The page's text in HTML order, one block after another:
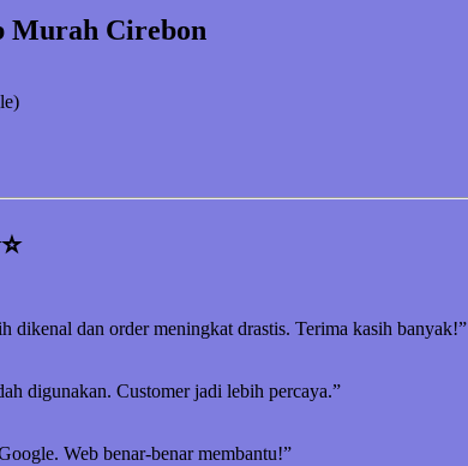
Murah Cirebon
dikenal dan order meningkat drastis. Terima kasih banyak!”
digunakan. Customer jadi lebih percaya.”
Web benar-benar membantu!”